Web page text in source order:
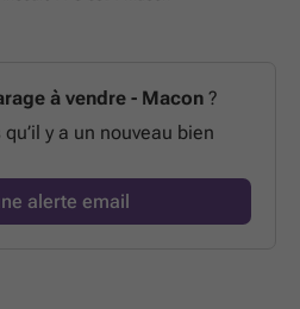
à vendre - Macon ?
y a un nouveau bien
alerte email